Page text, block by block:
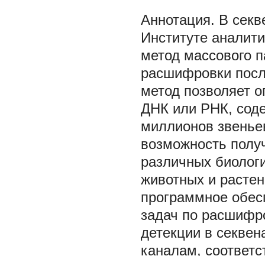
В
Институте
метод массового
расшифровки
метод позволяет
ДНК или РНК,
миллионов
возможность
различных
животных и
программное
задач по
детекции в
каналам,